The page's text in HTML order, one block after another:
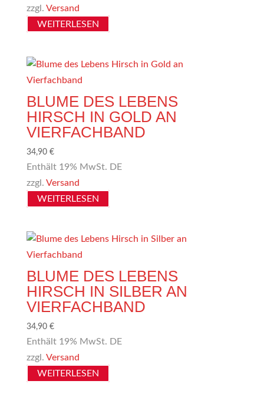
zzgl. Versand
WEITERLESEN
BLUME DES LEBENS
HIRSCH IN GOLD AN
VIERFACHBAND
34,90 €
Enthält 19% MwSt. DE
zzgl. Versand
WEITERLESEN
BLUME DES LEBENS
HIRSCH IN SILBER AN
VIERFACHBAND
34,90 €
Enthält 19% MwSt. DE
zzgl. Versand
WEITERLESEN